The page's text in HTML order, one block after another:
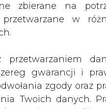
zbierane na
w
gwarancji i
zgody oraz
Twoich danych.
Woj.
o tym
Muzeum
Śląskie.
- zostały